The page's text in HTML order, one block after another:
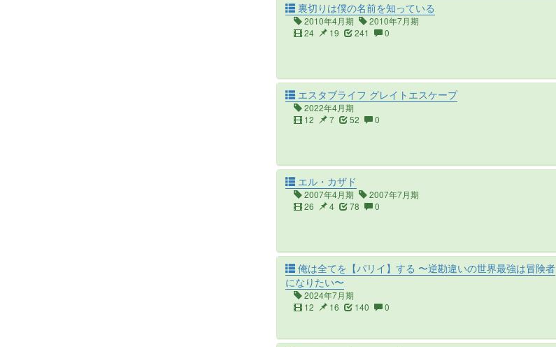
裏切りは僕の名前を知っている
2010年4月期
2010年7月期
24
19 241 0
エスタブライフ グレイトエスケープ
2022年4月期
12
7 52 0
エル・カザド
2007年4月期
2007年7月期
26
4 78 0
俺は全てを【パリイ】する 〜逆勘違いの世界最強は冒険者
になりたい〜
2024年7月期
12
16 140 0